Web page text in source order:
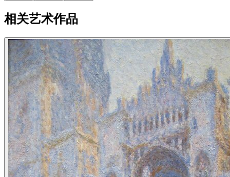
相关艺术作品